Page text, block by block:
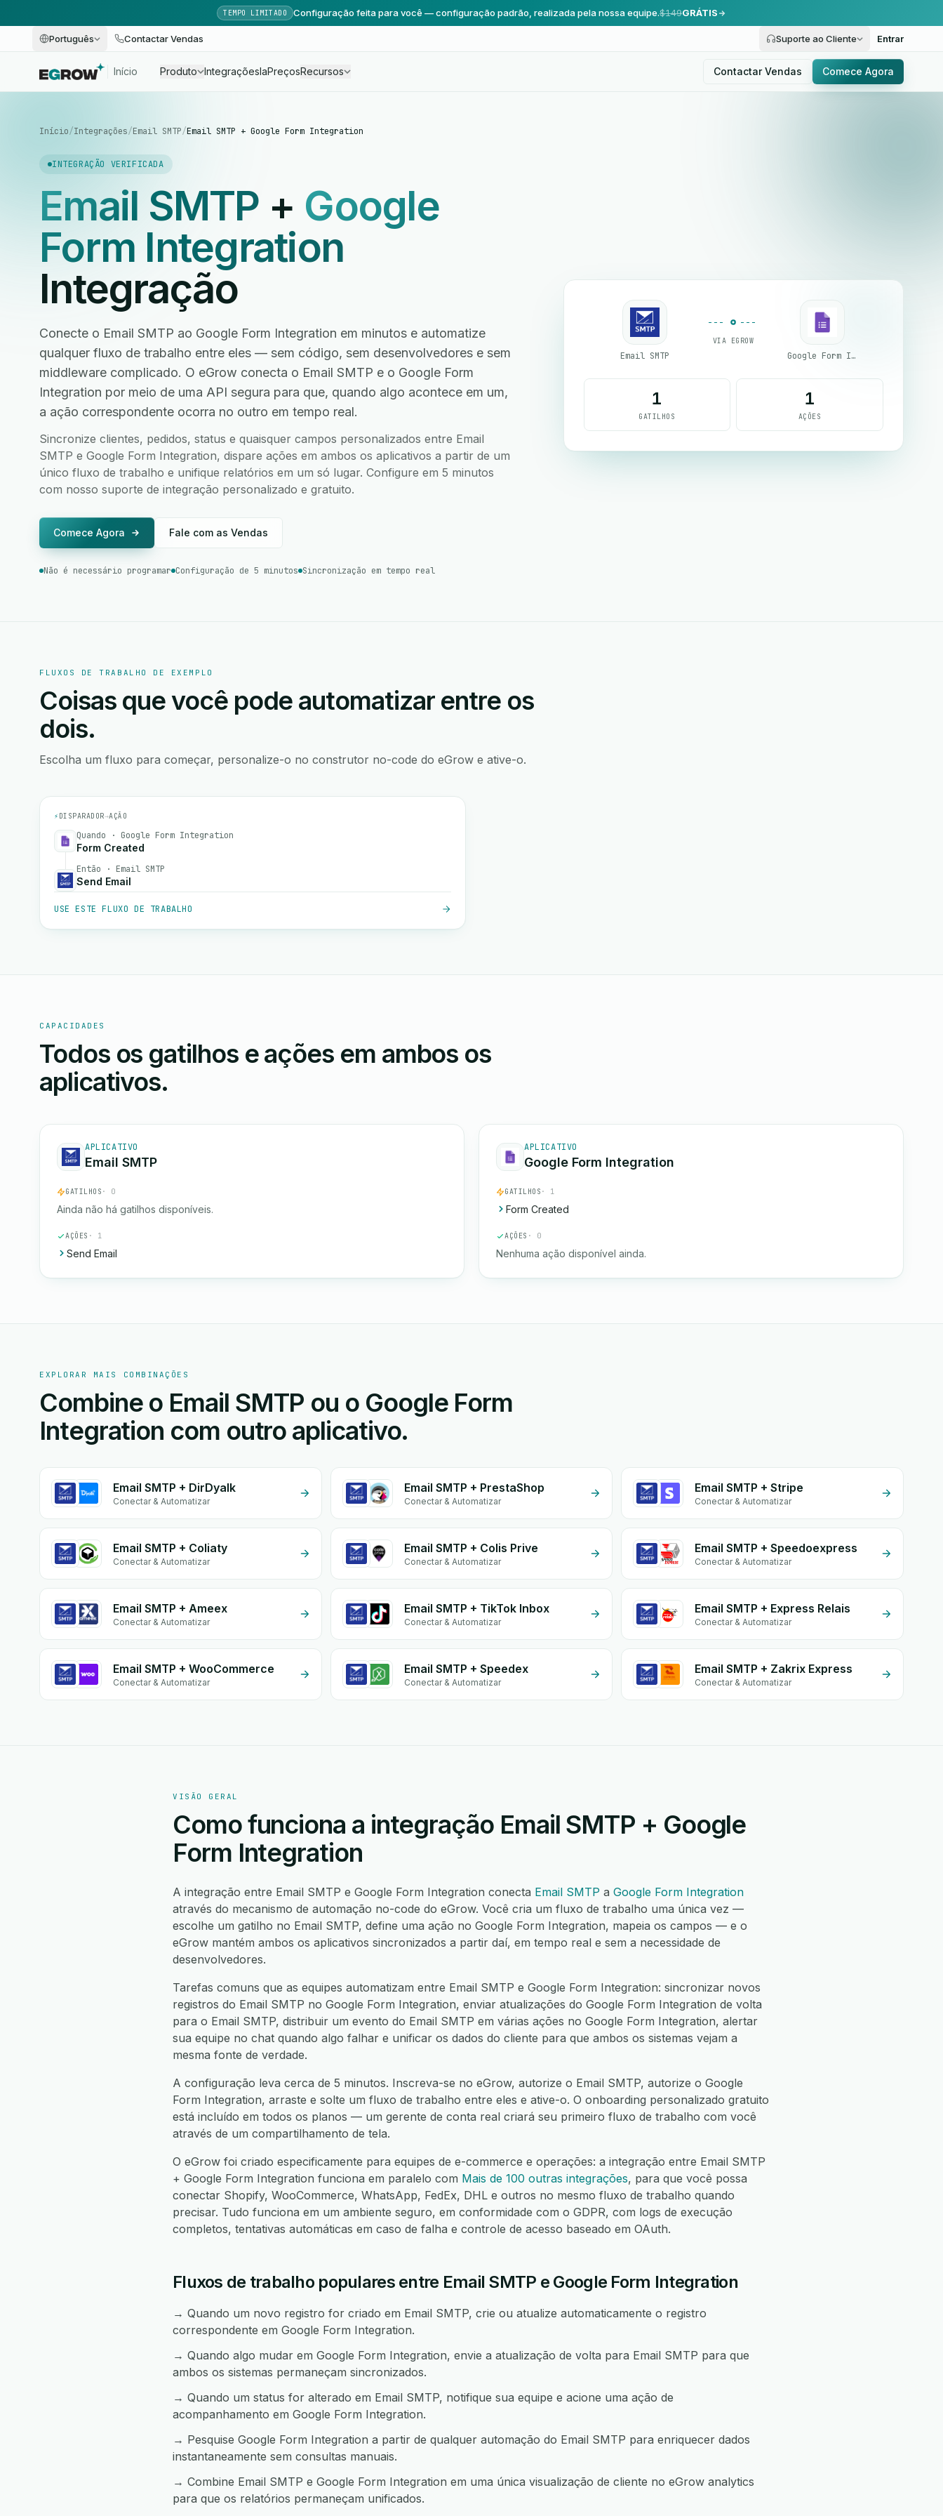
TEMPO LIMITADO Configuração feita para você — configuração padrão, realizada pela nossa equipe.$149GRÁTIS
Português Contactar Vendas Suporte ao Cliente Entrar
Início Produto IntegraçõesIaPreçosRecursos Contactar Vendas Comece Agora
Início/Integrações/Email SMTP/Email SMTP + Google Form Integration
INTEGRAÇÃO VERIFICADA
Email SMTP + Google
Form Integration
Integração
Conecte o Email SMTP ao Google Form Integration em minutos e automatize
qualquer fluxo de trabalho entre eles — sem código, sem desenvolvedores e sem
middleware complicado. O eGrow conecta o Email SMTP e o Google Form
Integration por meio de uma API segura para que, quando algo acontece em um,
a ação correspondente ocorra no outro em tempo real.
Sincronize clientes, pedidos, status e quaisquer campos personalizados entre Email
SMTP e Google Form Integration, dispare ações em ambos os aplicativos a partir de um
único fluxo de trabalho e unifique relatórios em um só lugar. Configure em 5 minutos
com nosso suporte de integração personalizado e gratuito.
Comece Agora Fale com as Vendas
Não é necessário programar Configuração de 5 minutos Sincronização em tempo real
Email SMTP
VIA EGROW
Google Form Integration
1
GATILHOS
1
AÇÕES
FLUXOS DE TRABALHO DE EXEMPLO
Coisas que você pode automatizar entre os
dois.
Escolha um fluxo para começar, personalize-o no construtor no-code do eGrow e ative-o.
⚡ DISPARADOR→AÇÃO
Quando · Google Form Integration
Form Created
Então · Email SMTP
Send Email
USE ESTE FLUXO DE TRABALHO
CAPACIDADES
Todos os gatilhos e ações em ambos os
aplicativos.
APLICATIVO
Email SMTP
GATILHOS · 0
Ainda não há gatilhos disponíveis.
AÇÕES · 1
Send Email
APLICATIVO
Google Form Integration
GATILHOS · 1
Form Created
AÇÕES · 0
Nenhuma ação disponível ainda.
EXPLORAR MAIS COMBINAÇÕES
Combine o Email SMTP ou o Google Form
Integration com outro aplicativo.
Email SMTP + DirDyalk
Conectar & Automatizar
Email SMTP + PrestaShop
Conectar & Automatizar
Email SMTP + Stripe
Conectar & Automatizar
Email SMTP + Coliaty
Conectar & Automatizar
Email SMTP + Colis Prive
Conectar & Automatizar
Email SMTP + Speedoexpress
Conectar & Automatizar
Email SMTP + Ameex
Conectar & Automatizar
Email SMTP + TikTok Inbox
Conectar & Automatizar
Email SMTP + Express Relais
Conectar & Automatizar
Email SMTP + WooCommerce
Conectar & Automatizar
Email SMTP + Speedex
Conectar & Automatizar
Email SMTP + Zakrix Express
Conectar & Automatizar
VISÃO GERAL
Como funciona a integração Email SMTP + Google
Form Integration
A integração entre Email SMTP e Google Form Integration conecta Email SMTP a Google Form Integration
através do mecanismo de automação no-code do eGrow. Você cria um fluxo de trabalho uma única vez —
escolhe um gatilho no Email SMTP, define uma ação no Google Form Integration, mapeia os campos — e o
eGrow mantém ambos os aplicativos sincronizados a partir daí, em tempo real e sem a necessidade de
desenvolvedores.
Tarefas comuns que as equipes automatizam entre Email SMTP e Google Form Integration: sincronizar novos
registros do Email SMTP no Google Form Integration, enviar atualizações do Google Form Integration de volta
para o Email SMTP, distribuir um evento do Email SMTP em várias ações no Google Form Integration, alertar
sua equipe no chat quando algo falhar e unificar os dados do cliente para que ambos os sistemas vejam a
mesma fonte de verdade.
A configuração leva cerca de 5 minutos. Inscreva-se no eGrow, autorize o Email SMTP, autorize o Google
Form Integration, arraste e solte um fluxo de trabalho entre eles e ative-o. O onboarding personalizado gratuito
está incluído em todos os planos — um gerente de conta real criará seu primeiro fluxo de trabalho com você
através de um compartilhamento de tela.
O eGrow foi criado especificamente para equipes de e-commerce e operações: a integração entre Email SMTP
+ Google Form Integration funciona em paralelo com Mais de 100 outras integrações, para que você possa
conectar Shopify, WooCommerce, WhatsApp, FedEx, DHL e outros no mesmo fluxo de trabalho quando
precisar. Tudo funciona em um ambiente seguro, em conformidade com o GDPR, com logs de execução
completos, tentativas automáticas em caso de falha e controle de acesso baseado em OAuth.
Fluxos de trabalho populares entre Email SMTP e Google Form Integration
→ Quando um novo registro for criado em Email SMTP, crie ou atualize automaticamente o registro
correspondente em Google Form Integration.
→ Quando algo mudar em Google Form Integration, envie a atualização de volta para Email SMTP para que
ambos os sistemas permaneçam sincronizados.
→ Quando um status for alterado em Email SMTP, notifique sua equipe e acione uma ação de
acompanhamento em Google Form Integration.
→ Pesquise Google Form Integration a partir de qualquer automação do Email SMTP para enriquecer dados
instantaneamente sem consultas manuais.
→ Combine Email SMTP e Google Form Integration em uma única visualização de cliente no eGrow analytics
para que os relatórios permaneçam unificados.